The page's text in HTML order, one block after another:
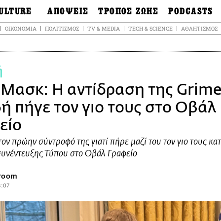
&
ΑΠΟΨΕΙΣ
Ιδέες
Οπτική Γωνία
ΤΡΟΠΟΣ ΖΩΗΣ
Μόδα & Στυλ
Υγεία & Σώμα
Living
Urban
PODCASTS
Σκληρές Αλήθειες
OnDemand
Ψυχή & Σώμα
Άκου την
Radio Lifo
Ζούμε, ρε!
ΟΙΚΟΝΟΜΊΑ ΠΟΛΙΤΙΣΜΌΣ TV & MEDIA TECH & SCIENCE ΑΘΛΗΤΙΣΜΌΣ
Η αντίδραση της
πήγε τον γιο τους στο Οβάλ
πρώην σύντροφό της γιατί πήρε μαζί του τον γιο τους
Τύπου στο Οβάλ Γραφείο